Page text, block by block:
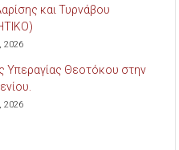
και Τυρνάβου
2026
Υπεραγίας Θεοτόκου στην
2026